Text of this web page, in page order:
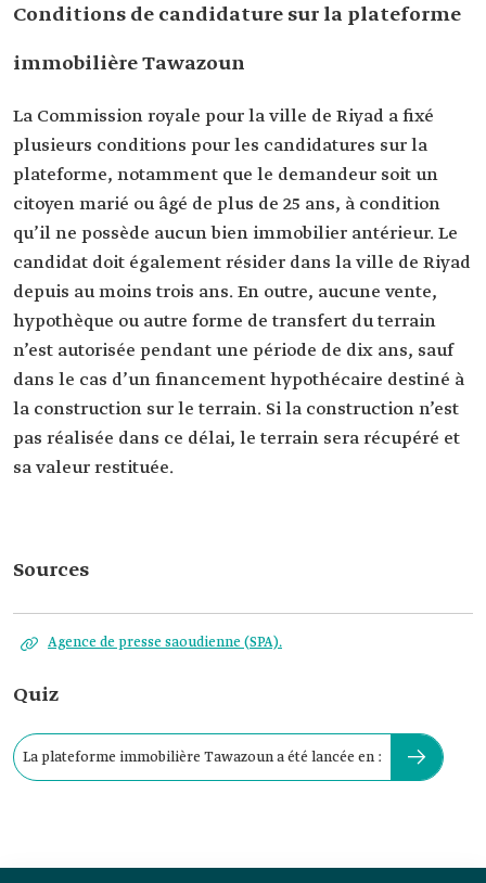
Conditions de candidature sur la plateforme
immobilière Tawazoun
La Commission royale pour la ville de Riyad a fixé
plusieurs conditions pour les candidatures sur la
plateforme, notamment que le demandeur soit un
citoyen marié ou âgé de plus de 25 ans, à condition
qu’il ne possède aucun bien immobilier antérieur. Le
candidat doit également résider dans la ville de Riyad
depuis au moins trois ans. En outre, aucune vente,
hypothèque ou autre forme de transfert du terrain
n’est autorisée pendant une période de dix ans, sauf
dans le cas d’un financement hypothécaire destiné à
la construction sur le terrain. Si la construction n’est
pas réalisée dans ce délai, le terrain sera récupéré et
sa valeur restituée.
Sources
Agence de presse saoudienne (SPA).
Quiz
La plateforme immobilière Tawazoun a été lancée en :